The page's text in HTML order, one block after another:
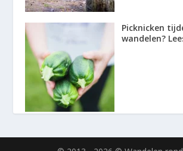
Picknicken
wandelen?